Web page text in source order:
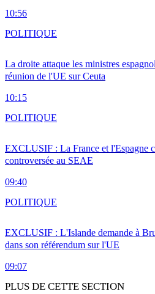
10:56
La droite attaque les ministres
réunion de l'UE sur Ceuta
10:15
POLITIQUE
EXCLUSIF : La France et l'Espagne
controversée au SEAE
09:40
POLITIQUE
EXCLUSIF : L'Islande demande à
dans son référendum sur l'UE
09:07
POLITIQUE
PLUS DE CETTE SECTION